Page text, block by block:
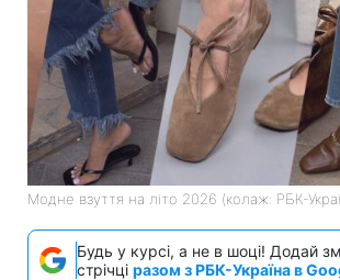
Модне взуття на літо 2026 (колаж: РБК-
Будь у курсі, а не в шоці! Додай
стрічці разом з РБК-Україна в